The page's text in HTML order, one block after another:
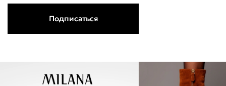
Подписаться